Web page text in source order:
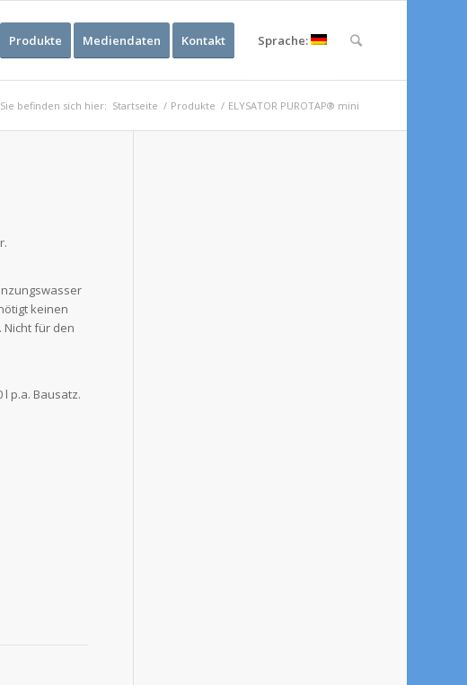
Produkte Mediendaten Kontakt Sprache:
Sie befinden sich hier: Startseite / Produkte / ELYSATOR PUROTAP® mini
keinen
Nicht für den
l p.a. Bausatz.